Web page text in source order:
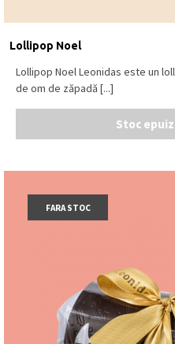
Lollipop Noel
Lollipop Noel Leonidas este un
de om de zăpadă [...]
Stoc
FARA STOC